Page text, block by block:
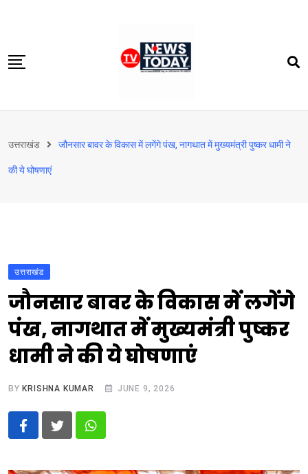
content
दिल्‍ली-एनसीआर
उत्तराखंड
बिजनेस
विदेश
उत्तराखंड जौनसार बावर के विकास में लगेंगे पंख, नागथात में मुख्यमंत्री पुष्कर धामी ने
की ये घोषणाएं
उत्तराखंड
जौनसार बावर के विकास में लगेंगे
पंख, नागथात में मुख्यमंत्री पुष्कर
धामी ने की ये घोषणाएं
BY KRISHNA KUMAR JUNE 9, 2026
Whatsapp